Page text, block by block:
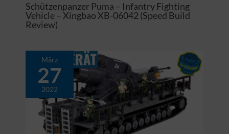
Schützenpanzer Puma – Infantry Fighting
Vehicle – Xingbao XB-06042 (Speed Build
Review)
März
27
2022